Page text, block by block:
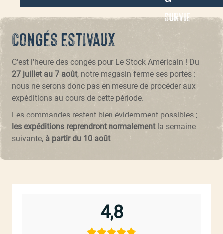
Survie
Congés estivaux
C'est l'heure des congés pour Le Stock Américain ! Du
27 juillet au 7 août, notre magasin ferme ses portes :
nous ne serons donc pas en mesure de procéder aux
expéditions au cours de cette période.
Les commandes restent bien évidemment possibles ;
les expéditions reprendront normalementla semaine
suivante, à partir du 10 août.
4,8